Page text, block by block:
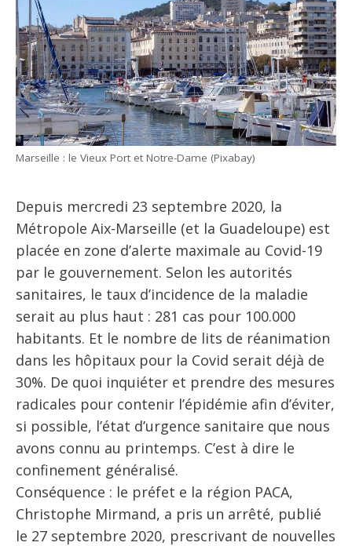
Marseille : le Vieux Port et Notre-Dame (Pixabay)
Depuis mercredi 23 septembre 2020, la
Métropole Aix-Marseille (et la Guadeloupe) est
placée en zone d’alerte maximale au Covid-19
par le gouvernement. Selon les autorités
sanitaires, le taux d’incidence de la maladie
serait au plus haut : 281 cas pour 100.000
habitants. Et le nombre de lits de réanimation
dans les hôpitaux pour la Covid serait déjà de
30%. De quoi inquiéter et prendre des mesures
radicales pour contenir l’épidémie afin d’éviter,
si possible, l’état d’urgence sanitaire que nous
avons connu au printemps. C’est à dire le
confinement généralisé.
Conséquence : le préfet e la région PACA,
Christophe Mirmand, a pris un arrêté, publié
le 27 septembre 2020, prescrivant de nouvelles